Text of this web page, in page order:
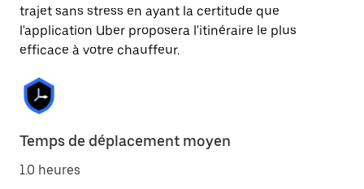
trajet sans stress en ayant la certitude que
l'application Uber proposera l'itinéraire le plus
efficace à votre chauffeur.
Temps de déplacement moyen
1.0 heures